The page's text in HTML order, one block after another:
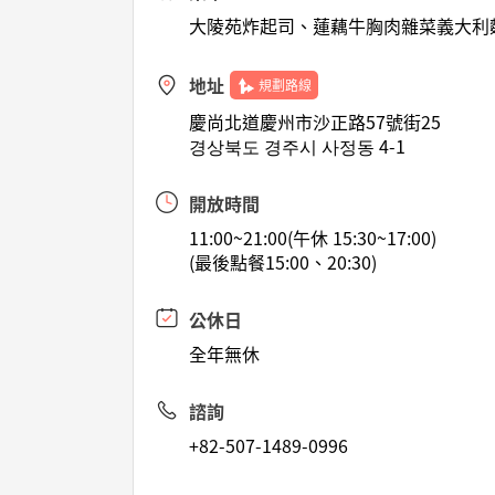
大陵苑炸起司、蓮藕牛胸肉雜菜義大利
地址 規劃路線
慶尚北道慶州市沙正路57號街25
경상북도 경주시 사정동 4-1
開放時間
11:00~21:00(午休 15:30~17:00)
(最後點餐15:00、20:30)
公休日
全年無休
諮詢
+82-507-1489-0996